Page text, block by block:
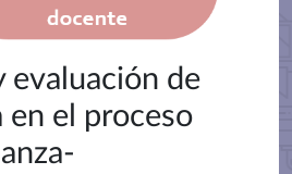
evaluación de
en el proceso